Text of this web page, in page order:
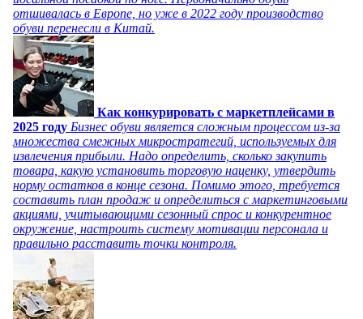
отшивалась в Европе, но уже в 2022 году производство
обуви перенесли в Китай.
Как конкурировать с маркетплейсами в
2025 году Бизнес обуви является сложным процессом из-за
множества смежных микростратегий, используемых для
извлечения прибыли. Надо определить, сколько закупить
товара, какую установить торговую наценку, утвердить
норму остатков в конце сезона. Помимо этого, требуется
составить план продаж и определиться с маркетинговыми
акциями, учитывающими сезонный спрос и конкурентное
окружение, настроить систему мотивации персонала и
правильно расставить точки контроля.